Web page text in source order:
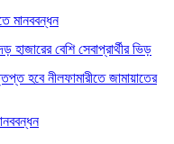
মানববন্ধন
হাজারের বেশি সেবাপ্রার্থীর ভিড়
হবে নীলফামারীতে জামায়াতের